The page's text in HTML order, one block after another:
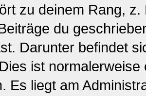
zu deinem Rang,
du
Darunter befindet
ist
Es liegt am